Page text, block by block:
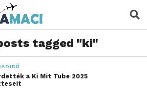
tagged "ki"
a Ki Mit Tube 2025